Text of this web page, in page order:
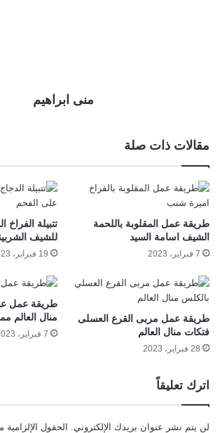
منى ابراهيم
مقالات ذات صلة
طريقة عمل المقلوبة باللحمة
الشيف اسامة السيد
7 فبراير، 2023
تتبيلة الفراخ
للشيف
19 فبراير، 2023
طريقة عمل مربى القرع العسلى
فتكات منال العالم
28 فبراير، 2023
طريقة عمل
منال العالم
7 فبراير، 2023
اترك تعليقاً
لن يتم نشر عنوان بريدك الإلكتروني. الحقول الإلزامية